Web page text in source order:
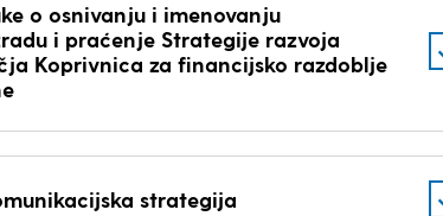
o osnivanju i imenovanju
i praćenje Strategije razvoja
Koprivnica za financijsko razdoblje
strategija